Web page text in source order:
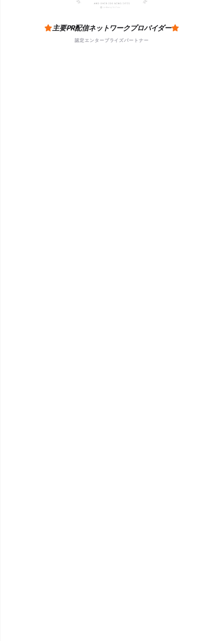
主要PR配信ネットワークプロバイダー
認定エンタープライズパートナー